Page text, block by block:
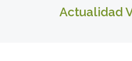
Actualidad